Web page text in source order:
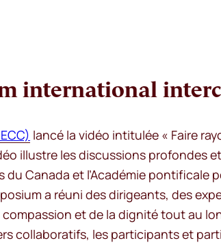
international
lancé la vidéo intitulée « Faire
illustre les discussions profondes
Canada et l’Académie pontificale
a réuni des dirigeants, des
et de la dignité tout au
collaboratifs, les participants et